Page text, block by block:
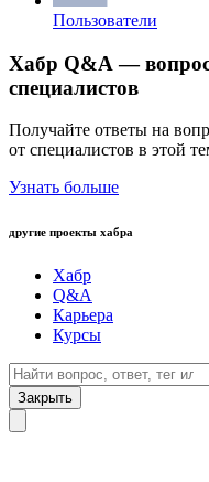
Пользователи
Хабр Q&A —
специалистов
Получайте ответы на
от специалистов в этой
Узнать больше
другие проекты хабра
Хабр
Q&A
Карьера
Курсы
Закрыть